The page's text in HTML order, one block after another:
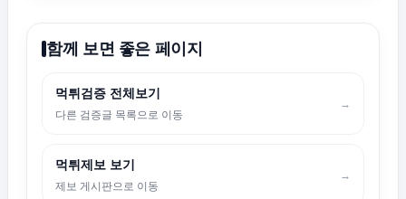
함께 보면 좋은 페이지
먹튀검증 전체보기
다른 검증글 목록으로 이동
→
먹튀제보 보기
제보 게시판으로 이동
→